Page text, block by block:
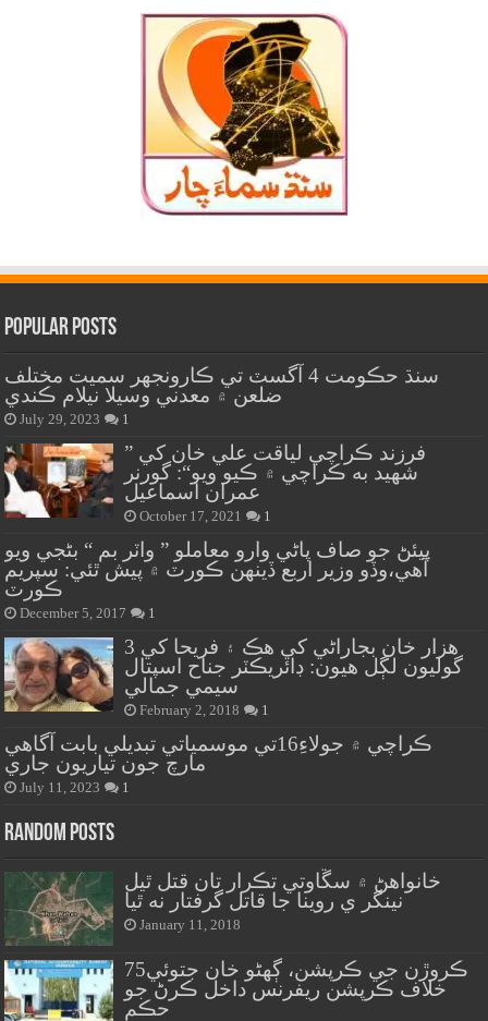
Popular Posts
سنڌ حڪومت 4 آگسٽ تي ڪارونجهر سميت مختلف
ضلعن ۾ معدني وسيلا نيلام ڪندي
July 29, 2023 1
” فرزند ڪراچي لياقت علي خان کي
شهيد به ڪراچي ۾ ڪيو ويو“: گورنر
عمران اسماعيل
October 17, 2021 1
پيئڻ جو صاف پاڻي وارو معاملو ” واٽر بم “ بڻجي ويو
آهي،وڏو وزير اربع ڏينهن ڪورٽ ۾ پيش ٿئي: سپريم
ڪورٽ
December 5, 2017 1
هزار خان بجاراڻي کي هڪ ۽ فريحا کي 3
گوليون لڳل هيون: ڊائريڪٽر جناح اسپتال
سيمي جمالي
February 2, 2018 1
ڪراچي ۾ جولاءِ16تي موسمياتي تبديلي بابت آگاهي
مارچ جون تياريون جاري
July 11, 2023 1
Random Posts
خانواهڻ ۾ سڱاوتي تڪرار تان قتل ٿيل
نينگر ي روينا جا قاتل گرفتار نه ٿيا
January 11, 2018
75ڪروڙن جي ڪرپشن، ڳهڻو خان جتوئي
خلاف ڪرپشن ريفرنس داخل ڪرڻ جو
حڪم